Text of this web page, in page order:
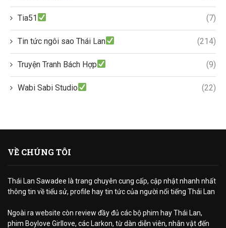
Tia51 (7)
Tin tức ngôi sao Thái Lan (214)
Truyện Tranh Bách Hợp (9)
Wabi Sabi Studio (22)
VỀ CHÚNG TÔI
Thái Lan Sawadee là trang chuyên cung cấp, cập nhật nhanh nhất
thông tin về tiểu sử, profile hay tin tức của người nổi tiếng Thái Lan
Ngoài ra website còn review đầy đủ các bộ phim hay Thái Lan,
phim Boylove Girllove, các Larkon, từ dàn diễn viên, nhân vật đến